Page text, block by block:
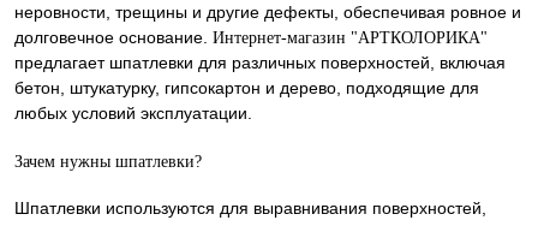
неровности, трещины и другие дефекты, обеспечивая ровное и
долговечное основание. Интернет-магазин "АРТКОЛОРИКА"
предлагает шпатлевки для различных поверхностей, включая
бетон, штукатурку, гипсокартон и дерево, подходящие для
любых условий эксплуатации.
Зачем нужны шпатлевки?
Шпатлевки используются для выравнивания поверхностей,